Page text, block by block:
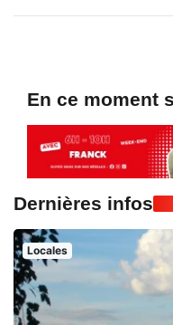
En ce moment
Dernières infos
Locales